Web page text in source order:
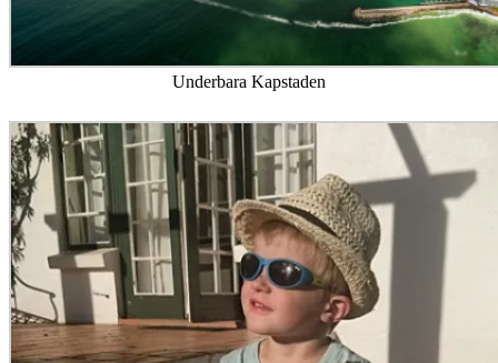
Underbara Kapstaden